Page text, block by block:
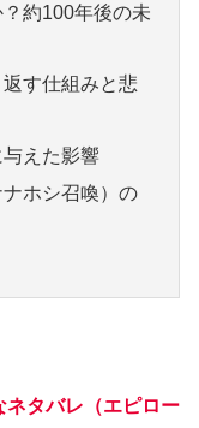
約100年後の未
す仕組みと悲
えた影響
ホシ召喚）の
ネタバレ（エピロー